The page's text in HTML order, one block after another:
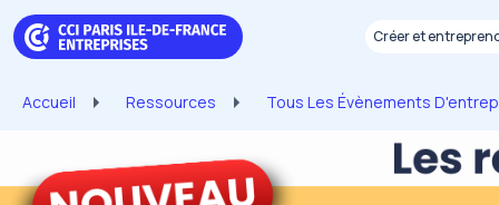
Aller au contenu principal
Créer et
Fil d'Ariane
Accueil Ressources Tous Les Évènements
Panneau de gestion des cookies